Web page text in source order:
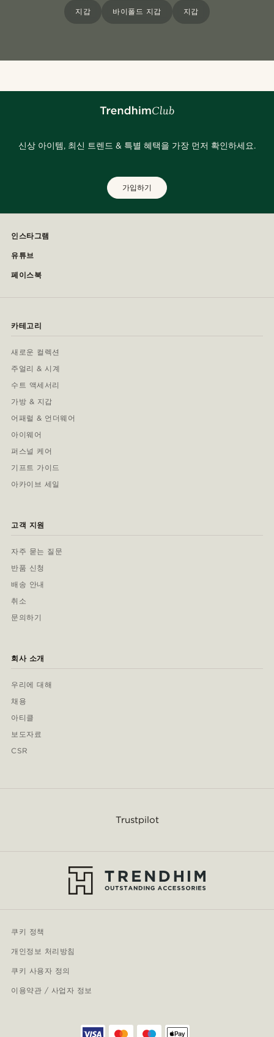
지갑 바이폴드 지갑 지갑
신상 아이템, 최신 트렌드 & 특별 혜택을 가장 먼저 확인하세요.
가입하기
인스타그램
유튜브
페이스북
카테고리
새로운 컬렉션
주얼리 & 시계
수트 액세서리
가방 & 지갑
어패럴 & 언더웨어
아이웨어
퍼스널 케어
기프트 가이드
아카이브 세일
고객 지원
자주 묻는 질문
반품 신청
배송 안내
취소
문의하기
회사 소개
우리에 대해
채용
아티클
보도자료
CSR
Trustpilot
쿠키 정책
개인정보 처리방침
쿠키 사용자 정의
이용약관 / 사업자 정보